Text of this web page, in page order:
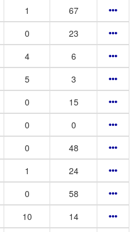
1
67
0
23
4
6
5
3
0
15
0
0
0
48
1
24
0
58
10
14